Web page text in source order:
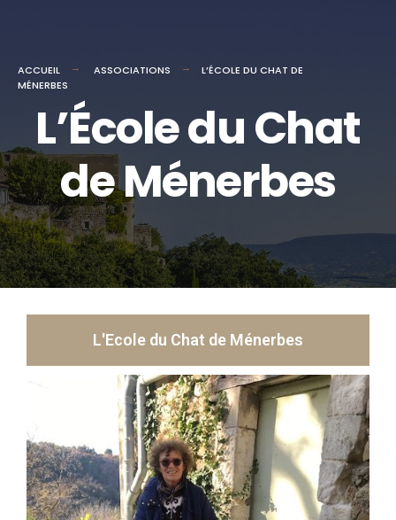
ACCUEIL ASSOCIATIONS
L’ÉCOLE DU CHAT DE
MÉNERBES
L’École du Chat
de Ménerbes
L'Ecole du Chat de Ménerbes